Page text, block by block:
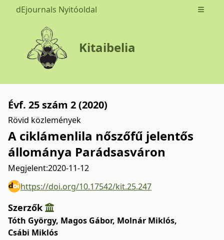
dEjournals Nyitóoldal Open
Kitaibelia
Évf. 25 szám 2 (2020)
Rövid közlemények
A ciklámenlila nőszőfű jelentős
állománya Parádsasváron
Megjelent:2020-11-12
https://doi.org/10.17542/kit.25.247
Szerzők
Tóth György, Magos Gábor, Molnár Miklós,
Csábi Miklós